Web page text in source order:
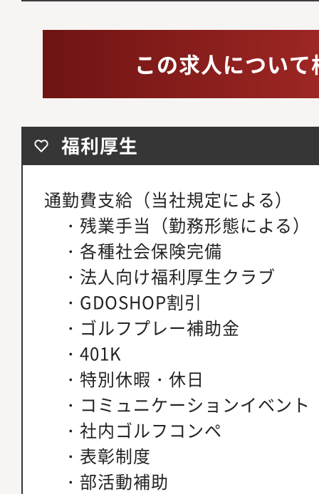
この求人につい
福利厚生
通勤費支給（当社規定による）
・残業手当（勤務形態による）
・各種社会保険完備
・法人向け福利厚生クラブ
・GDOSHOP割引
・ゴルフプレー補助金
・401K
・特別休暇・休日
・コミュニケーションイベント
・社内ゴルフコンペ
・表彰制度
・部活動補助